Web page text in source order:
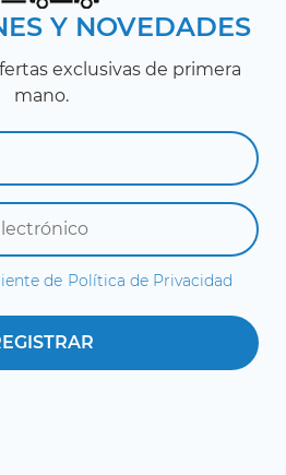
Y NOVEDADES
exclusivas de primera
mano.
de Política de Privacidad